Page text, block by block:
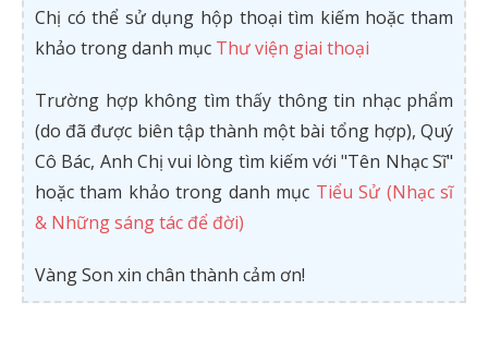
Chị có thể sử dụng hộp thoại tìm kiếm hoặc tham
khảo trong danh mục Thư viện giai thoại
Trường hợp không tìm thấy thông tin nhạc phẩm
(do đã được biên tập thành một bài tổng hợp), Quý
Cô Bác, Anh Chị vui lòng tìm kiếm với "Tên Nhạc Sĩ"
hoặc tham khảo trong danh mục Tiểu Sử (Nhạc sĩ
& Những sáng tác để đời)
Vàng Son xin chân thành cảm ơn!